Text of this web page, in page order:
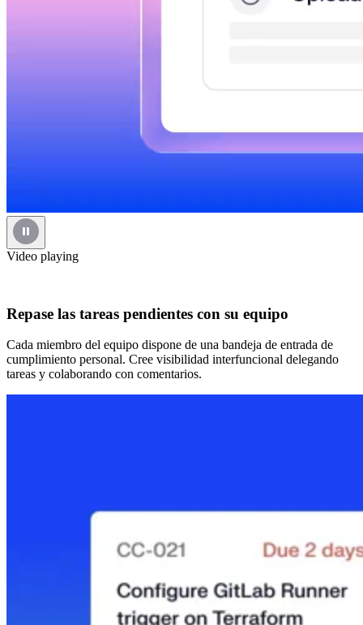
Video playing
Repase las tareas pendientes con su equipo
Cada miembro del equipo dispone de una bandeja de entrada de
cumplimiento personal. Cree visibilidad interfuncional delegando
tareas y colaborando con comentarios.